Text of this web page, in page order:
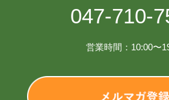
047-710-
営業時間：10:00〜